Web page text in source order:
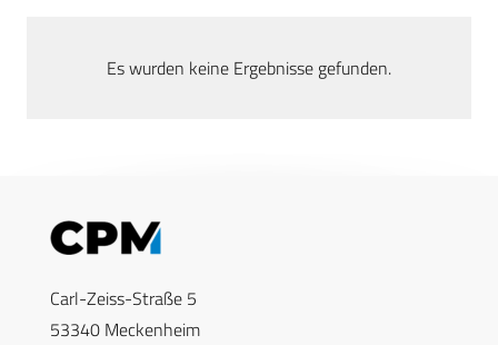
Es wurden keine Ergebnisse gefunden.
Carl-Zeiss-Straße 5
53340 Meckenheim